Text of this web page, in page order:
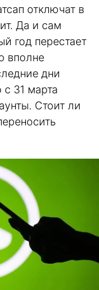
отключат в
Да и сам
год перестает
вполне
дни
с 31 марта
Стоит ли